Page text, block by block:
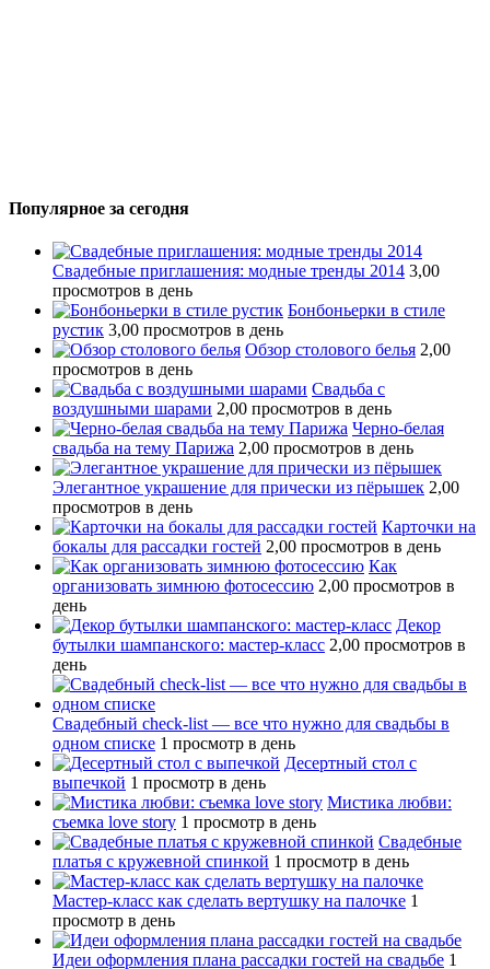
Популярное за сегодня
Свадебные приглашения: модные тренды 2014 3,00
просмотров в день
Бонбоньерки в стиле
рустик 3,00 просмотров в день
Обзор столового белья 2,00
просмотров в день
Свадьба с
воздушными шарами 2,00 просмотров в день
Черно-белая
свадьба на тему Парижа 2,00 просмотров в день
Элегантное украшение для прически из пёрышек 2,00
просмотров в день
Карточки на
бокалы для рассадки гостей 2,00 просмотров в день
Как
организовать зимнюю фотосессию 2,00 просмотров в
день
Декор
бутылки шампанского: мастер-класс 2,00 просмотров в
день
Свадебный сheck-list — все что нужно для свадьбы в
одном списке 1 просмотр в день
Десертный стол с
выпечкой 1 просмотр в день
Мистика любви:
съемка love story 1 просмотр в день
Свадебные
платья с кружевной спинкой 1 просмотр в день
Мастер-класс как сделать вертушку на палочке 1
просмотр в день
Идеи оформления плана рассадки гостей на свадьбе 1